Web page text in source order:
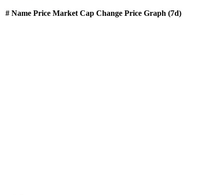
# Name Price Market Cap Change Price Graph (7d)